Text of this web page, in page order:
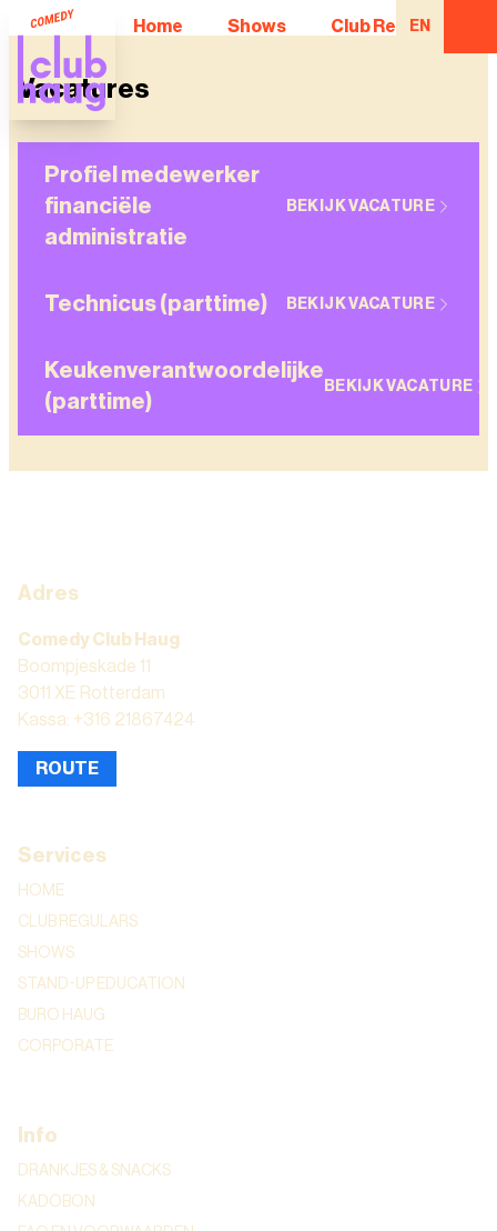
Home Shows Club Regulars
EN
Vacatures
Profiel medewerker
financiële
administratie
BEKIJK VACATURE
Technicus (parttime) BEKIJK VACATURE
Keukenverantwoordelijke
(parttime)
BEKIJK VACATURE
Adres
Comedy Club Haug
Boompjeskade 11
3011 XE Rotterdam
Kassa: +316 21867424
ROUTE
Services
HOME
CLUB REGULARS
SHOWS
STAND-UP EDUCATION
BURO HAUG
CORPORATE
Info
DRANKJES & SNACKS
KADOBON